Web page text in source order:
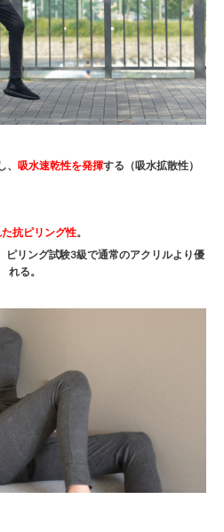
吸水速乾性を発揮する（吸水拡散性）
抗ピリング性。
ピリング試験3級で通常のアクリルより優
れる。